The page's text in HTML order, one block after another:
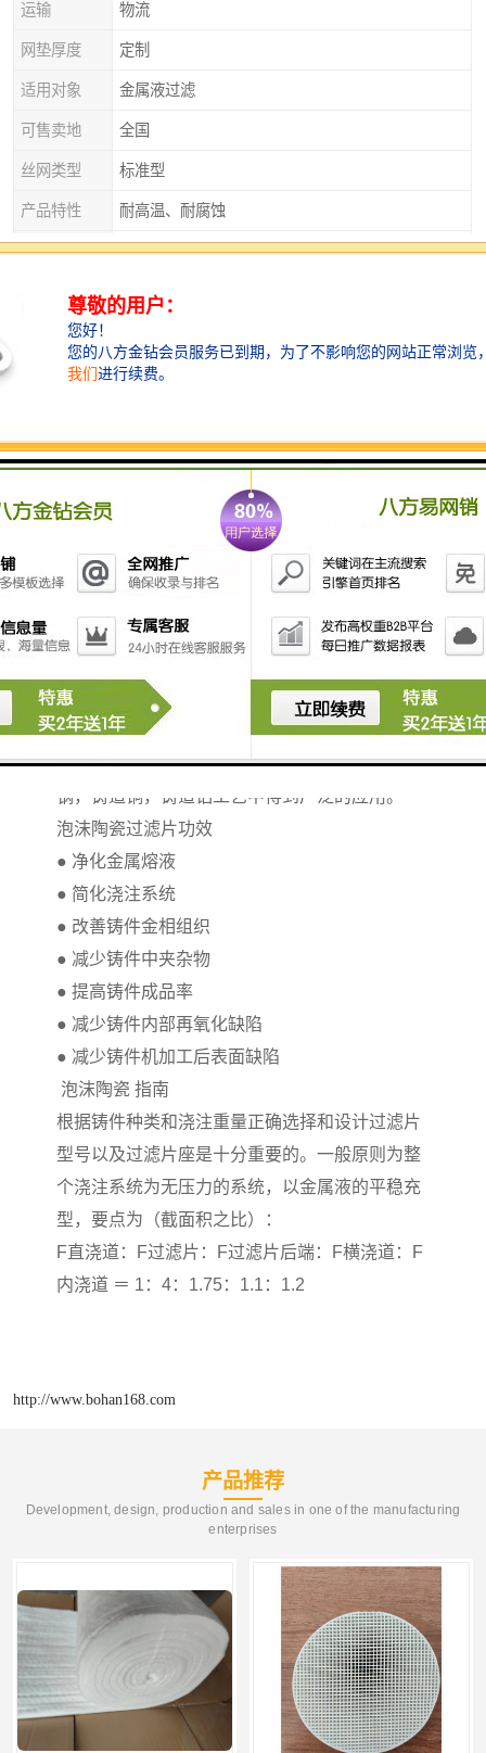
运输 物流
网垫厚度 定制
适用对象 金属液过滤
可售卖地 全国
丝网类型 标准型
产品特性 耐高温、耐腐蚀
厚度 2mm
本色
过滤效果
使用温度 高温
网孔宽 1.5/2.0/2.5/4.0
泡沫陶瓷过滤片具有重量轻，强度高，比表面积
大，通孔 率高， 抗高温冲击力强等特点，它具有
把细小的夹杂物吸附到过滤片的内孔表面加以去
非常敏感，泡沫过滤片能够帮助提高铸件的质量
和减少废品率，有效去除
终导致产品质量缺陷的
渣眼，砂眼，气眼等质量问题。在铸造铁，铸造
钢，铸造铜，铸造铝工艺中得到广泛的应用。
泡沫陶瓷过滤片功效
● 净化金属熔液
● 简化浇注系统
● 改善铸件金相组织
● 减少铸件中夹杂物
● 提高铸件成品率
● 减少铸件内部再氧化缺陷
● 减少铸件机加工后表面缺陷
泡沫陶瓷 指南
根据铸件种类和浇注重量正确选择和设计过滤片
型号以及过滤片座是十分重要的。一般原则为整
个浇注系统为无压力的系统，以金属液的平稳充
型，要点为（截面积之比）：
F直浇道： F过滤片： F过滤片后端： F横浇道：
F
内浇道 ＝ 1 ： 4： 1.75： 1.1 ： 1.2
http://www.bohan168.com
产品推荐
Development, design, production and sales in one of the manufacturing
enterprises